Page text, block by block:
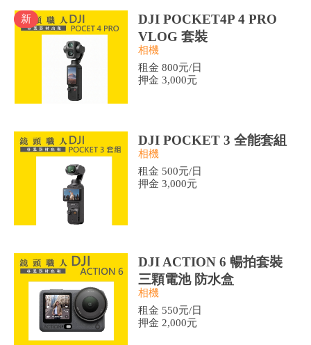
新
DJI POCKET4P 4 PRO
VLOG 套裝
相機
租金 800元/日
押金 3,000元
DJI POCKET 3 全能套組
相機
租金 500元/日
押金 3,000元
DJI ACTION 6 暢拍套裝
三顆電池 防水盒
相機
租金 550元/日
押金 2,000元